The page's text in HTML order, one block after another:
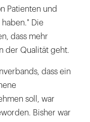
Patienten und
Die
dass mehr
der Qualität geht.
dass ein
soll, war
Bisher war